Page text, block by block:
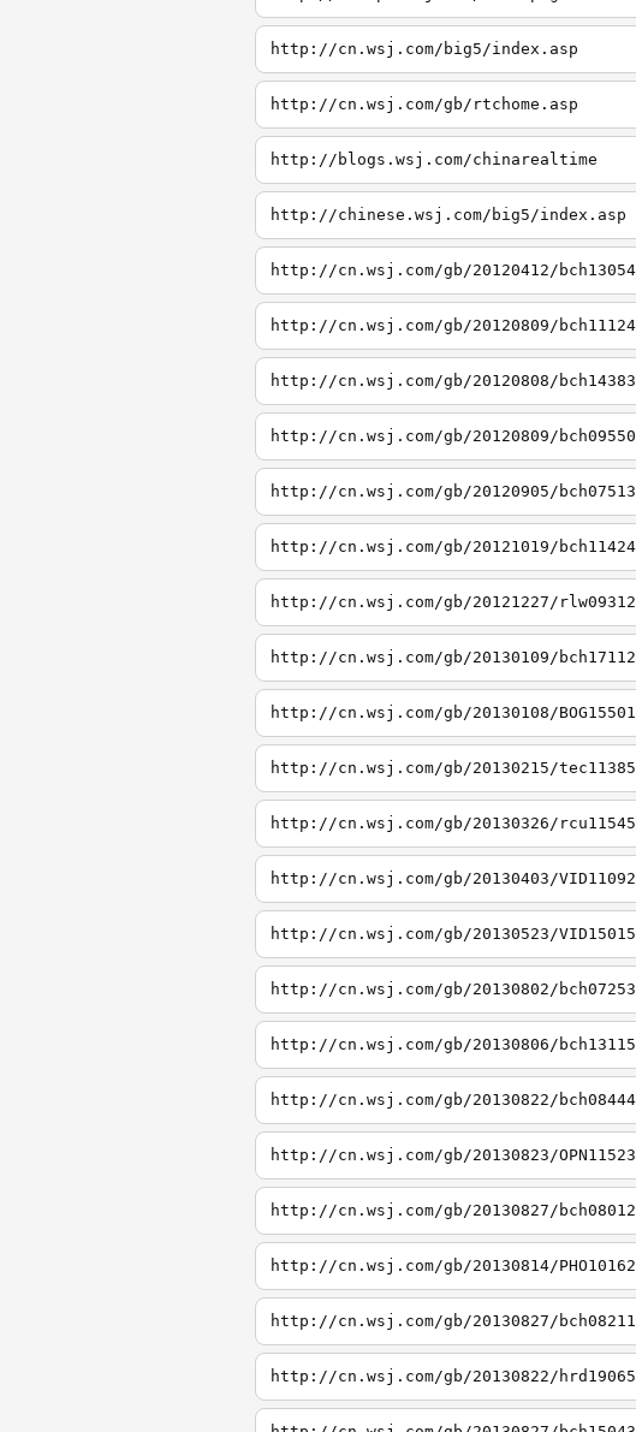
http://cn.wsj.com/big5/index.asp
http://cn.wsj.com/gb/rtchome.asp
http://blogs.wsj.com/chinarealtime
http://chinese.wsj.com/big5/index.asp
http://cn.wsj.com/gb/20120412/
http://cn.wsj.com/gb/20120809/
http://cn.wsj.com/gb/20120808/
http://cn.wsj.com/gb/20120809/
http://cn.wsj.com/gb/20120905/
http://cn.wsj.com/gb/20121019/
http://cn.wsj.com/gb/20121227/
http://cn.wsj.com/gb/20130109/
http://cn.wsj.com/gb/20130108/
http://cn.wsj.com/gb/20130215/
http://cn.wsj.com/gb/20130326/
http://cn.wsj.com/gb/20130403/
http://cn.wsj.com/gb/20130523/
http://cn.wsj.com/gb/20130802/
http://cn.wsj.com/gb/20130806/
http://cn.wsj.com/gb/20130822/
http://cn.wsj.com/gb/20130823/
http://cn.wsj.com/gb/20130827/
http://cn.wsj.com/gb/20130814/
http://cn.wsj.com/gb/20130827/
http://cn.wsj.com/gb/20130822/